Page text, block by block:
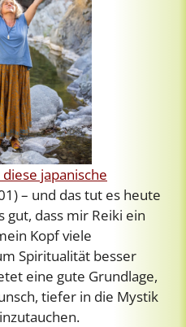
japanische
– und das tut es heute
dass mir Reiki ein
Kopf viele
Spiritualität besser
eine gute Grundlage,
tiefer in die Mystik